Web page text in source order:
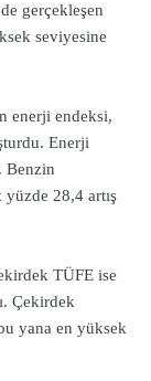
gerçekleşen
seviyesine
enerji endeksi,
Enerji
Benzin
28,4 artış
TÜFE ise
Çekirdek
yana en yüksek